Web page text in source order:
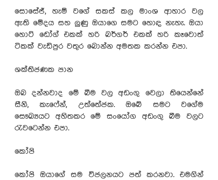
සොසේජ්, හැම් වගේ සකස් කල මාංශ ආහාර වල
ඇති මේදය සහ ලුණු ඔයාගෙ සමට හොඳ නැහැ. ඔයා
හොට් ඩෝග් එකක් හරි බර්ගර් එකක් හරි කෑවොත්
ටිකක් වැඩිපුර වතුර බොන්න අමතක කරන්න එපා.
ශක්තිජණක පාන
ඔබ දන්නවාද මේ බීම වල අඩංගු වෙලා තියෙන්නේ
සීනි, කැෆේන්, උත්තේජක. ඔබේ සමට වගේම
සෞඛ්‍යයට අහිතකර මේ සංයෝග අඩංගු බීම වලට
රැවටෙන්න එපා.
කෝපි
කෝපි ඔයාගේ සම විජලනයට පත් කරනවා. එමගින්